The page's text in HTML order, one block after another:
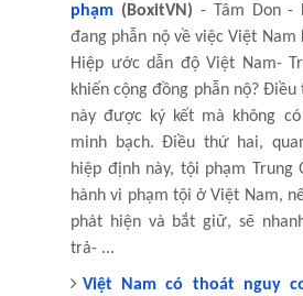
phạm(BoxitVN) - Tâm Don -
đang phẫn nộ về việc Việt Nam
Hiệp ước dẫn độ Việt Nam-
khiến cộng đồng phẫn nộ?
này được ký kết mà không
minh bạch. Điều thứ hai,
hiệp định này, tội phạm Trung
hành vi phạm tội ở Việt Nam,
phát hiện và bắt giữ, sẽ
trả- ...
Việt Nam có thoát nguy